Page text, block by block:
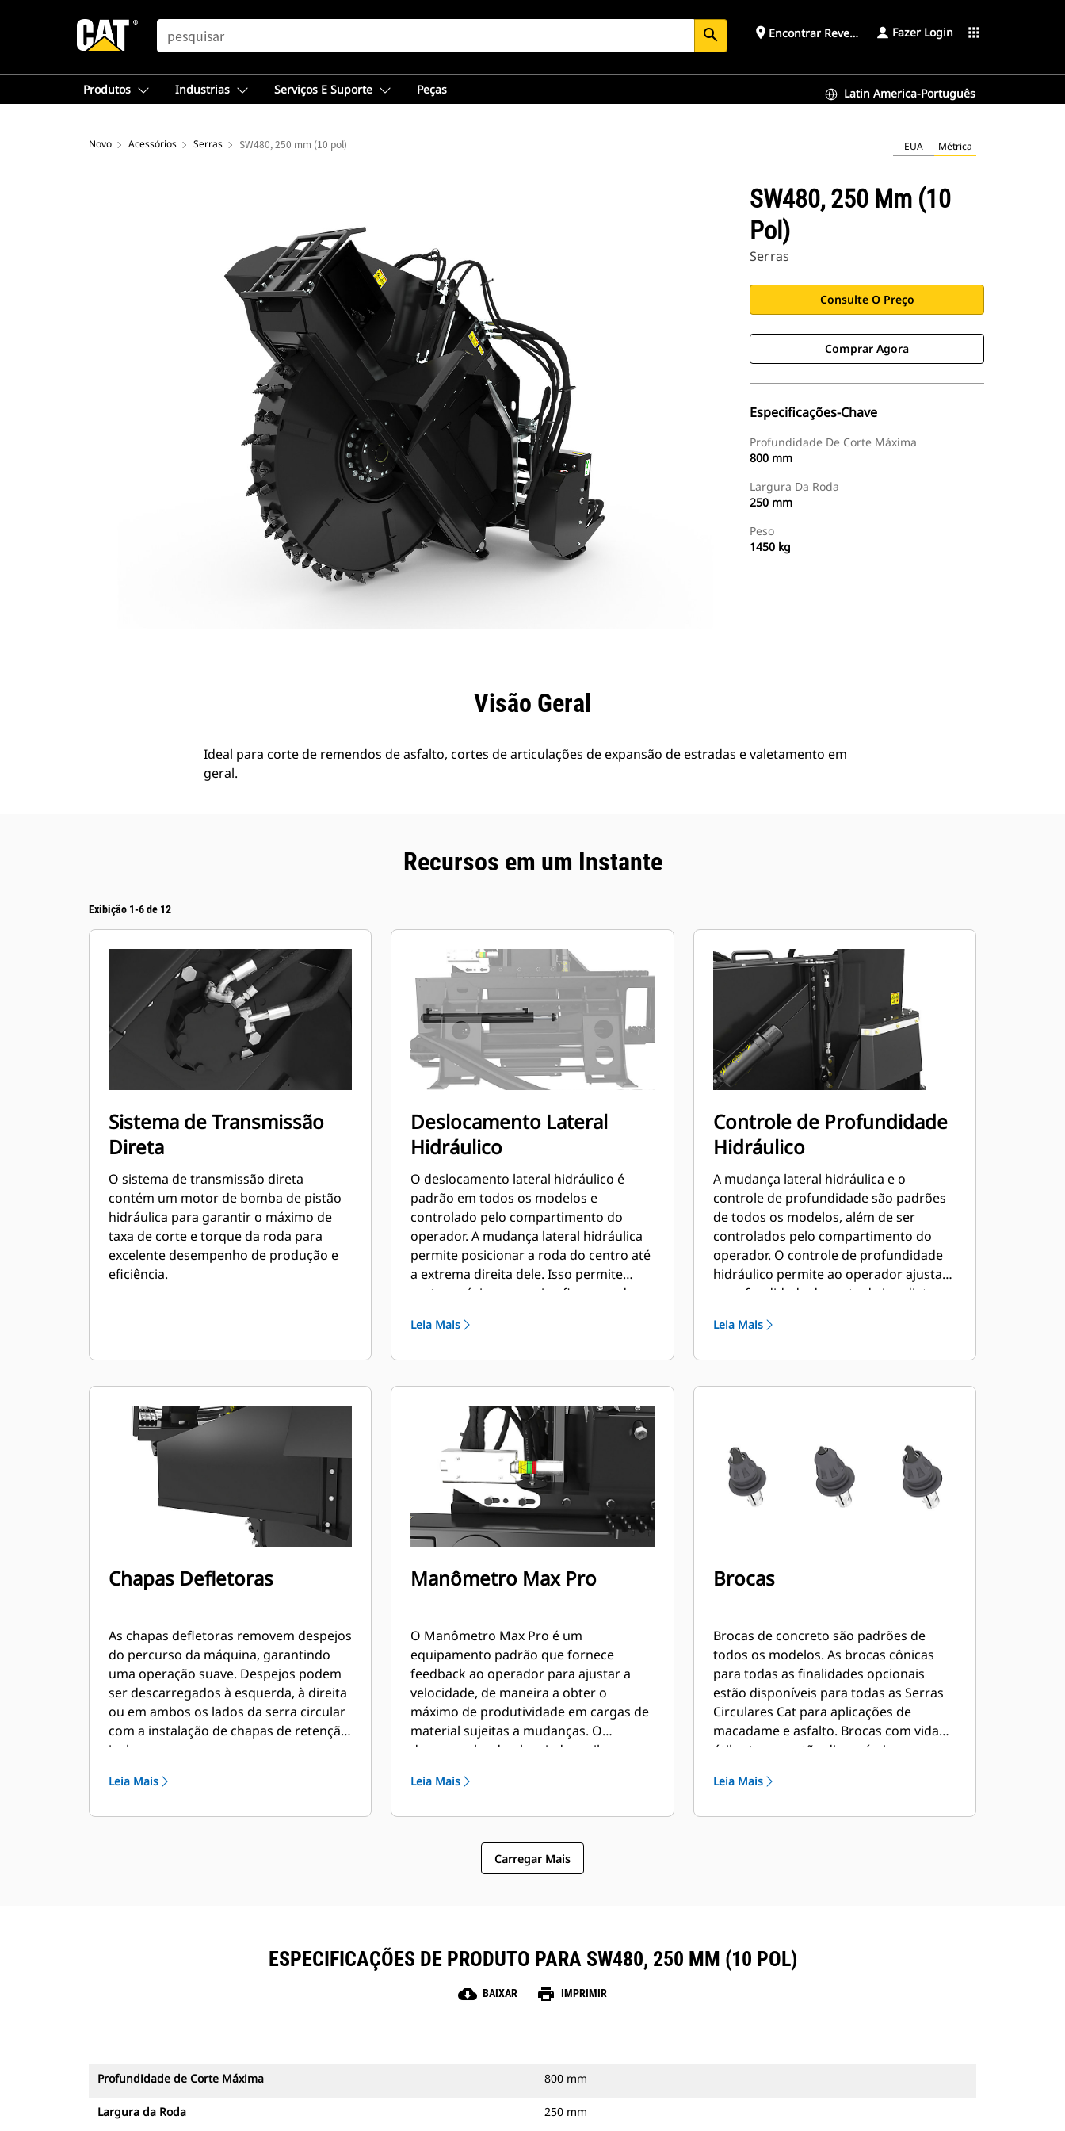
SEARCH search place Encontrar Revendedor Fazer Login apps
Produtos Industrias Serviços E Suporte Peças Latin America-Português
Novo Acessórios Serras SW480, 250 mm (10 pol) EUA Métrica
SW480, 250 Mm (10
Pol)
Serras
Consulte O Preço
Comprar Agora
Especificações-Chave
Profundidade De Corte Máxima
800 mm
Largura Da Roda
250 mm
Peso
1450 kg
Visão Geral
Ideal para corte de remendos de asfalto, cortes de articulações de expansão de estradas e valetamento em
geral.
Recursos em um Instante
Exibição 1-6 de 12
Sistema de Transmissão
Direta
O sistema de transmissão direta
contém um motor de bomba de pistão
hidráulica para garantir o máximo de
taxa de corte e torque da roda para
excelente desempenho de produção e
eficiência.
Deslocamento Lateral
Hidráulico
O deslocamento lateral hidráulico é
padrão em todos os modelos e
controlado pelo compartimento do
operador. A mudança lateral hidráulica
permite posicionar a roda do centro até
a extrema direita dele. Isso permite
cortes próximos a meios-fios, paredes e
necessidades de reposicionamento da
Leia Mais
Controle de Profundidade
Hidráulico
A mudança lateral hidráulica e o
controle de profundidade são padrões
de todos os modelos, além de ser
controlados pelo compartimento do
operador. O controle de profundidade
hidráulico permite ao operador ajustar
a profundidade do corte de imediato
rapidamente ao trabalho atual
Leia Mais
Chapas Defletoras
As chapas defletoras removem despejos
do percurso da máquina, garantindo
uma operação suave. Despejos podem
ser descarregados à esquerda, à direita
ou em ambos os lados da serra circular
com a instalação de chapas de retenção
inclusas.
Leia Mais
Manômetro Max Pro
O Manômetro Max Pro é um
equipamento padrão que fornece
feedback ao operador para ajustar a
velocidade, de maneira a obter o
máximo de produtividade em cargas de
material sujeitas a mudanças. O
desempenho do planejador exibe as
pode ser visto da cabine. Padrão em
Leia Mais
Brocas
Brocas de concreto são padrões de
todos os modelos. As brocas cônicas
para todas as finalidades opcionais
estão disponíveis para todas as Serras
Circulares Cat para aplicações de
macadame e asfalto. Brocas com vida
útil extrema estão disponíveis para
serviços extremos.
Leia Mais
Carregar Mais
ESPECIFICAÇÕES DE PRODUTO PARA SW480, 250 MM (10 POL)
cloud_download BAIXAR print IMPRIMIR
Profundidade de Corte Máxima 800 mm
Largura da Roda 250 mm